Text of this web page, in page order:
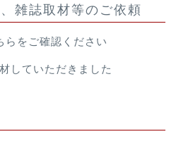
雑誌取材等のご依頼
ら をご確認ください
していただきました